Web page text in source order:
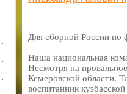
Для сборной России по
Наша национальная
Несмотря на
Кемеровской области.
воспитанник